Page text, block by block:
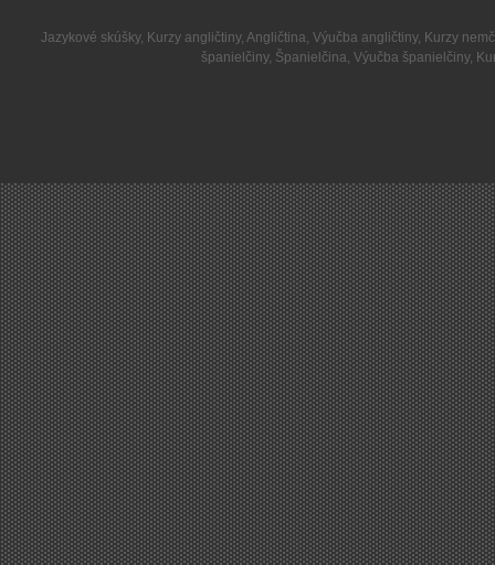
Jazykové skúšky, Kurzy angličtiny, Angličtina, Výučba angličtiny, Kurzy
španielčiny, Španielčina, Výučba španielčiny,